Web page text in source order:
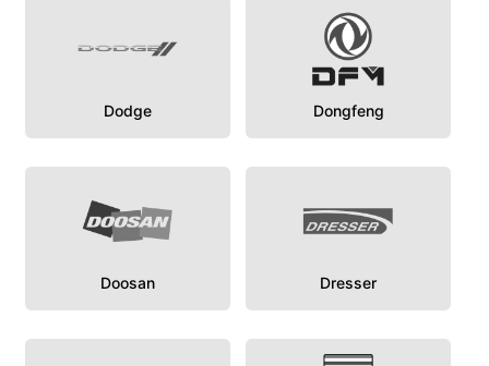
Dodge Dongfeng
Doosan Dresser